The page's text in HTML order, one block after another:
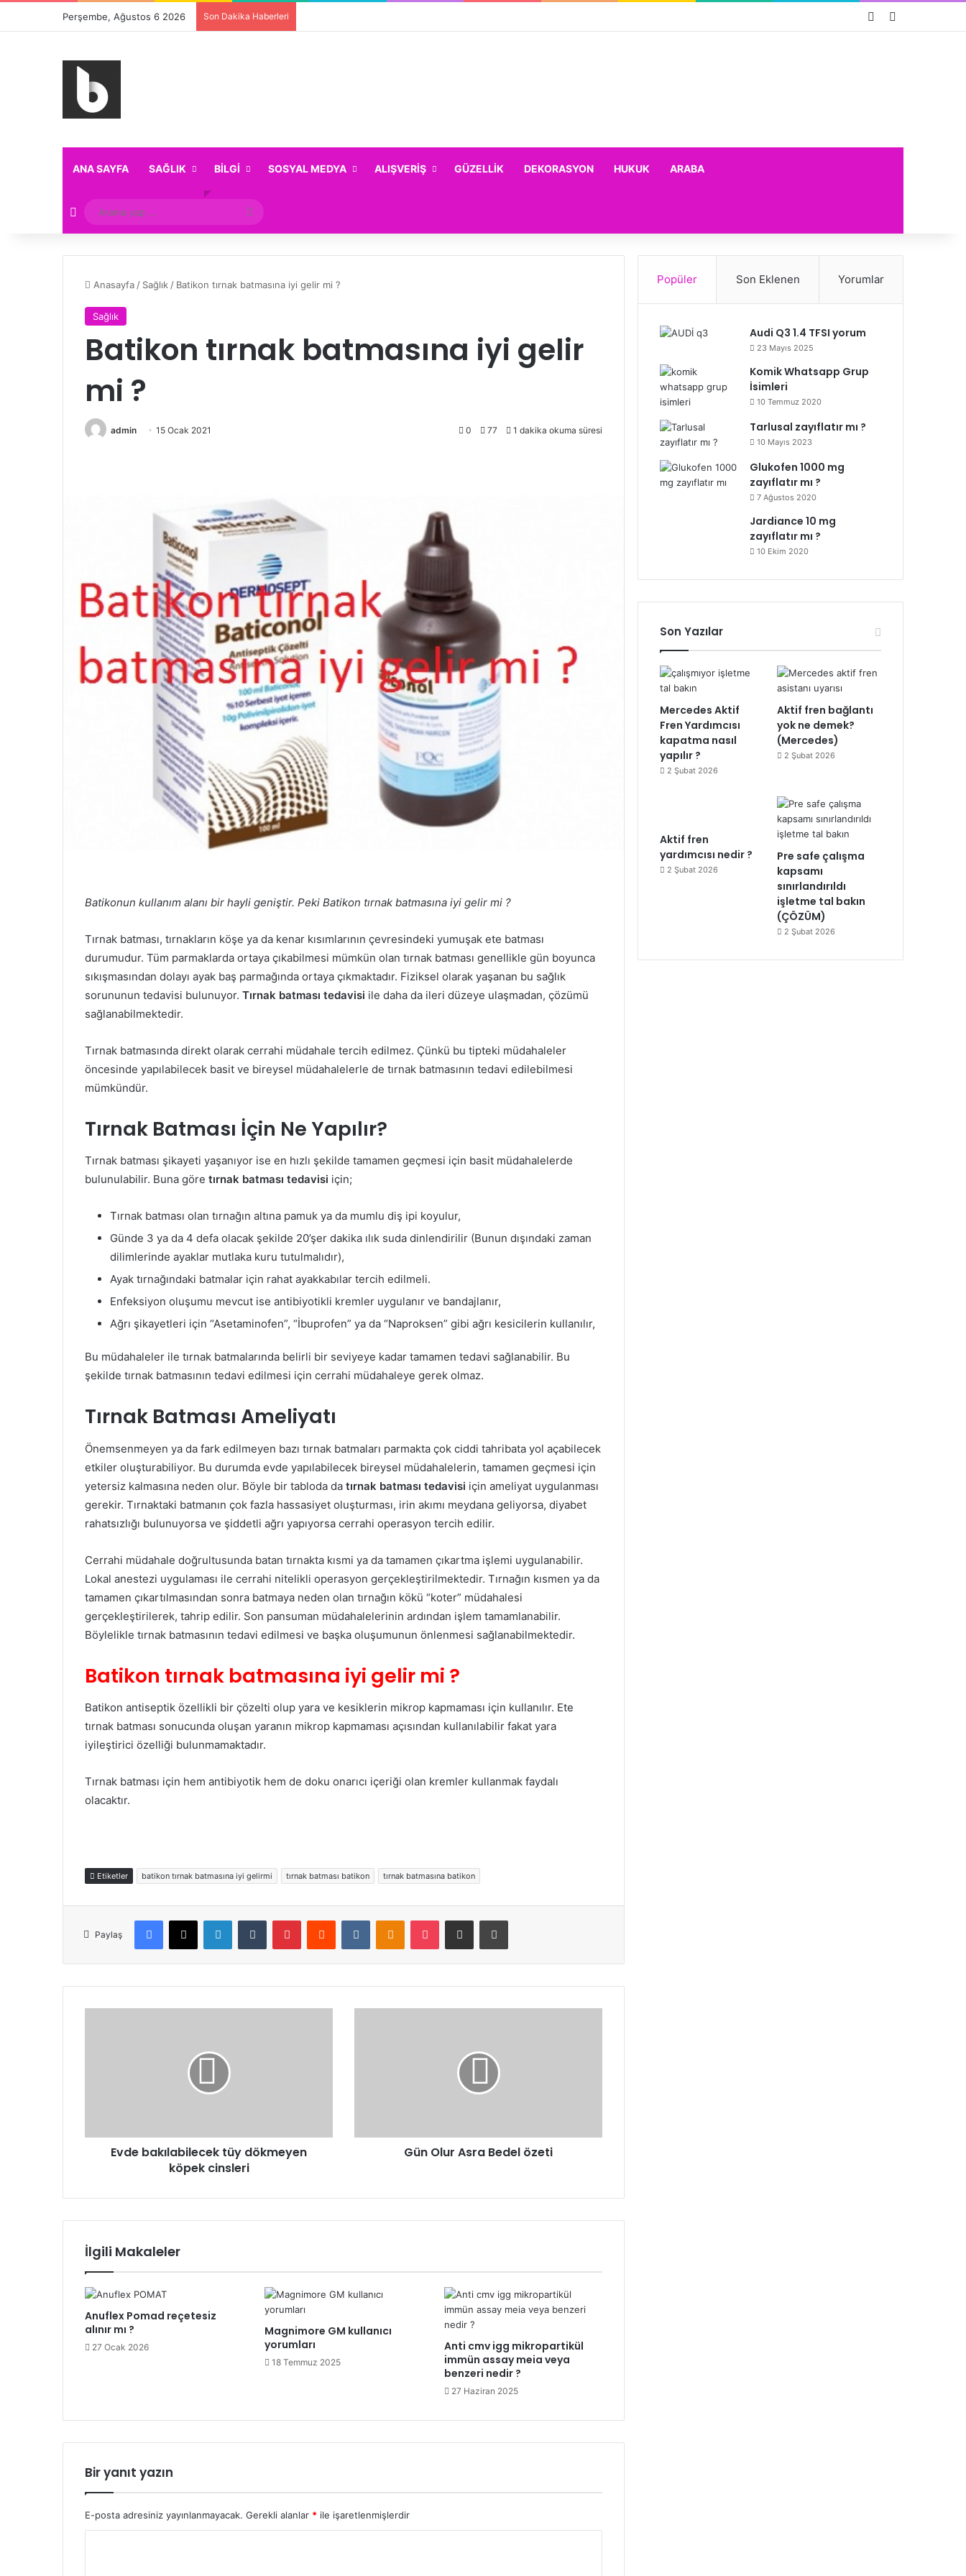
Perşembe, Ağustos 6 2026 Son Dakika Haberleri Rastgele Makale
ANA SAYFA SAĞLIK BILGI SOSYAL MEDYA ALIŞVERIŞ GÜZELLIK DEKORASYON HUKUK ARABA
Rastgele Makale
Arama
yap
Anasayfa / Sağlık / Batikon tırnak batmasına iyi gelir mi ?
Sağlık
Batikon tırnak batmasına iyi gelir
mi ?
admin 15 Ocak 2021 0 77 1 dakika okuma süresi
Batikonun kullanım alanı bir hayli geniştir. Peki Batikon tırnak batmasına iyi gelir mi ?
Tırnak batması, tırnakların köşe ya da kenar kısımlarının çevresindeki yumuşak ete batması
durumudur. Tüm parmaklarda ortaya çıkabilmesi mümkün olan tırnak batması genellikle gün boyunca
sıkışmasından dolayı ayak baş parmağında ortaya çıkmaktadır. Fiziksel olarak yaşanan bu sağlık
sorununun tedavisi bulunuyor. Tırnak batması tedavisi ile daha da ileri düzeye ulaşmadan, çözümü
sağlanabilmektedir.
Tırnak batmasında direkt olarak cerrahi müdahale tercih edilmez. Çünkü bu tipteki müdahaleler
öncesinde yapılabilecek basit ve bireysel müdahalelerle de tırnak batmasının tedavi edilebilmesi
mümkündür.
Tırnak Batması İçin Ne Yapılır?
Tırnak batması şikayeti yaşanıyor ise en hızlı şekilde tamamen geçmesi için basit müdahalelerde
bulunulabilir. Buna göre tırnak batması tedavisi için;
Tırnak batması olan tırnağın altına pamuk ya da mumlu diş ipi koyulur,
Günde 3 ya da 4 defa olacak şekilde 20’şer dakika ılık suda dinlendirilir (Bunun dışındaki zaman
dilimlerinde ayaklar mutlaka kuru tutulmalıdır),
Ayak tırnağındaki batmalar için rahat ayakkabılar tercih edilmeli.
Enfeksiyon oluşumu mevcut ise antibiyotikli kremler uygulanır ve bandajlanır,
Ağrı şikayetleri için “Asetaminofen”, “İbuprofen” ya da “Naproksen” gibi ağrı kesicilerin kullanılır,
Bu müdahaleler ile tırnak batmalarında belirli bir seviyeye kadar tamamen tedavi sağlanabilir. Bu
şekilde tırnak batmasının tedavi edilmesi için cerrahi müdahaleye gerek olmaz.
Tırnak Batması Ameliyatı
Önemsenmeyen ya da fark edilmeyen bazı tırnak batmaları parmakta çok ciddi tahribata yol açabilecek
etkiler oluşturabiliyor. Bu durumda evde yapılabilecek bireysel müdahalelerin, tamamen geçmesi için
yetersiz kalmasına neden olur. Böyle bir tabloda da tırnak batması tedavisi için ameliyat uygulanması
gerekir. Tırnaktaki batmanın çok fazla hassasiyet oluşturması, irin akımı meydana geliyorsa, diyabet
rahatsızlığı bulunuyorsa ve şiddetli ağrı yapıyorsa cerrahi operasyon tercih edilir.
Cerrahi müdahale doğrultusunda batan tırnakta kısmi ya da tamamen çıkartma işlemi uygulanabilir.
Lokal anestezi uygulaması ile cerrahi nitelikli operasyon gerçekleştirilmektedir. Tırnağın kısmen ya da
tamamen çıkartılmasından sonra batmaya neden olan tırnağın kökü “koter” müdahalesi
gerçekleştirilerek, tahrip edilir. Son pansuman müdahalelerinin ardından işlem tamamlanabilir.
Böylelikle tırnak batmasının tedavi edilmesi ve başka oluşumunun önlenmesi sağlanabilmektedir.
Batikon tırnak batmasına iyi gelir mi ?
Batikon antiseptik özellikli bir çözelti olup yara ve kesiklerin mikrop kapmaması için kullanılır. Ete
tırnak batması sonucunda oluşan yaranın mikrop kapmaması açısından kullanılabilir fakat yara
iyileştirici özelliği bulunmamaktadır.
Tırnak batması için hem antibiyotik hem de doku onarıcı içeriği olan kremler kullanmak faydalı
olacaktır.
Etiketler batikon tırnak batmasına iyi gelirmi tırnak batması batikon tırnak batmasına batikon
Paylaş
Facebook
X LinkedInTumblr PinterestReddit VKontakteOdnoklassniki
Pocket E-Posta ile paylaş Yazdır
Evde bakılabilecek tüy dökmeyen
köpek cinsleri
Gün Olur Asra Bedel özeti
İlgili Makaleler
Anuflex Pomad reçetesiz
alınır mı ?
27 Ocak 2026
Magnimore GM kullanıcı
yorumları
18 Temmuz 2025
Anti cmv igg mikropartikül
immün assay meia veya
benzeri nedir ?
27 Haziran 2025
Bir yanıt yazın
E-posta adresiniz yayınlanmayacak. Gerekli alanlar * ile işaretlenmişlerdir
Popüler Son Eklenen Yorumlar
Audi Q3 1.4 TFSI yorum
23 Mayıs 2025
Komik Whatsapp Grup
İsimleri
10 Temmuz 2020
Tarlusal zayıflatır mı ?
10 Mayıs 2023
Glukofen 1000 mg
zayıflatır mı ?
7 Ağustos 2020
Jardiance 10 mg
zayıflatır mı ?
10 Ekim 2020
Son Yazılar
Mercedes Aktif
Fren Yardımcısı
kapatma nasıl
yapılır ?
2 Şubat 2026
Aktif fren bağlantı
yok ne demek?
(Mercedes)
2 Şubat 2026
Aktif fren
yardımcısı nedir ?
2 Şubat 2026
Pre safe çalışma
kapsamı
sınırlandırıldı
işletme tal bakın
(ÇÖZÜM)
2 Şubat 2026